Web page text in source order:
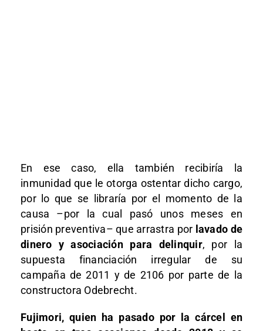
En ese caso, ella también recibiría la
inmunidad que le otorga ostentar dicho cargo,
por lo que se libraría por el momento de la
causa –por la cual pasó unos meses en
prisión preventiva– que arrastra por lavado de
dinero y asociación para delinquir, por la
supuesta financiación irregular de su
campaña de 2011 y de 2106 por parte de la
constructora Odebrecht.
Fujimori, quien ha pasado por la cárcel en